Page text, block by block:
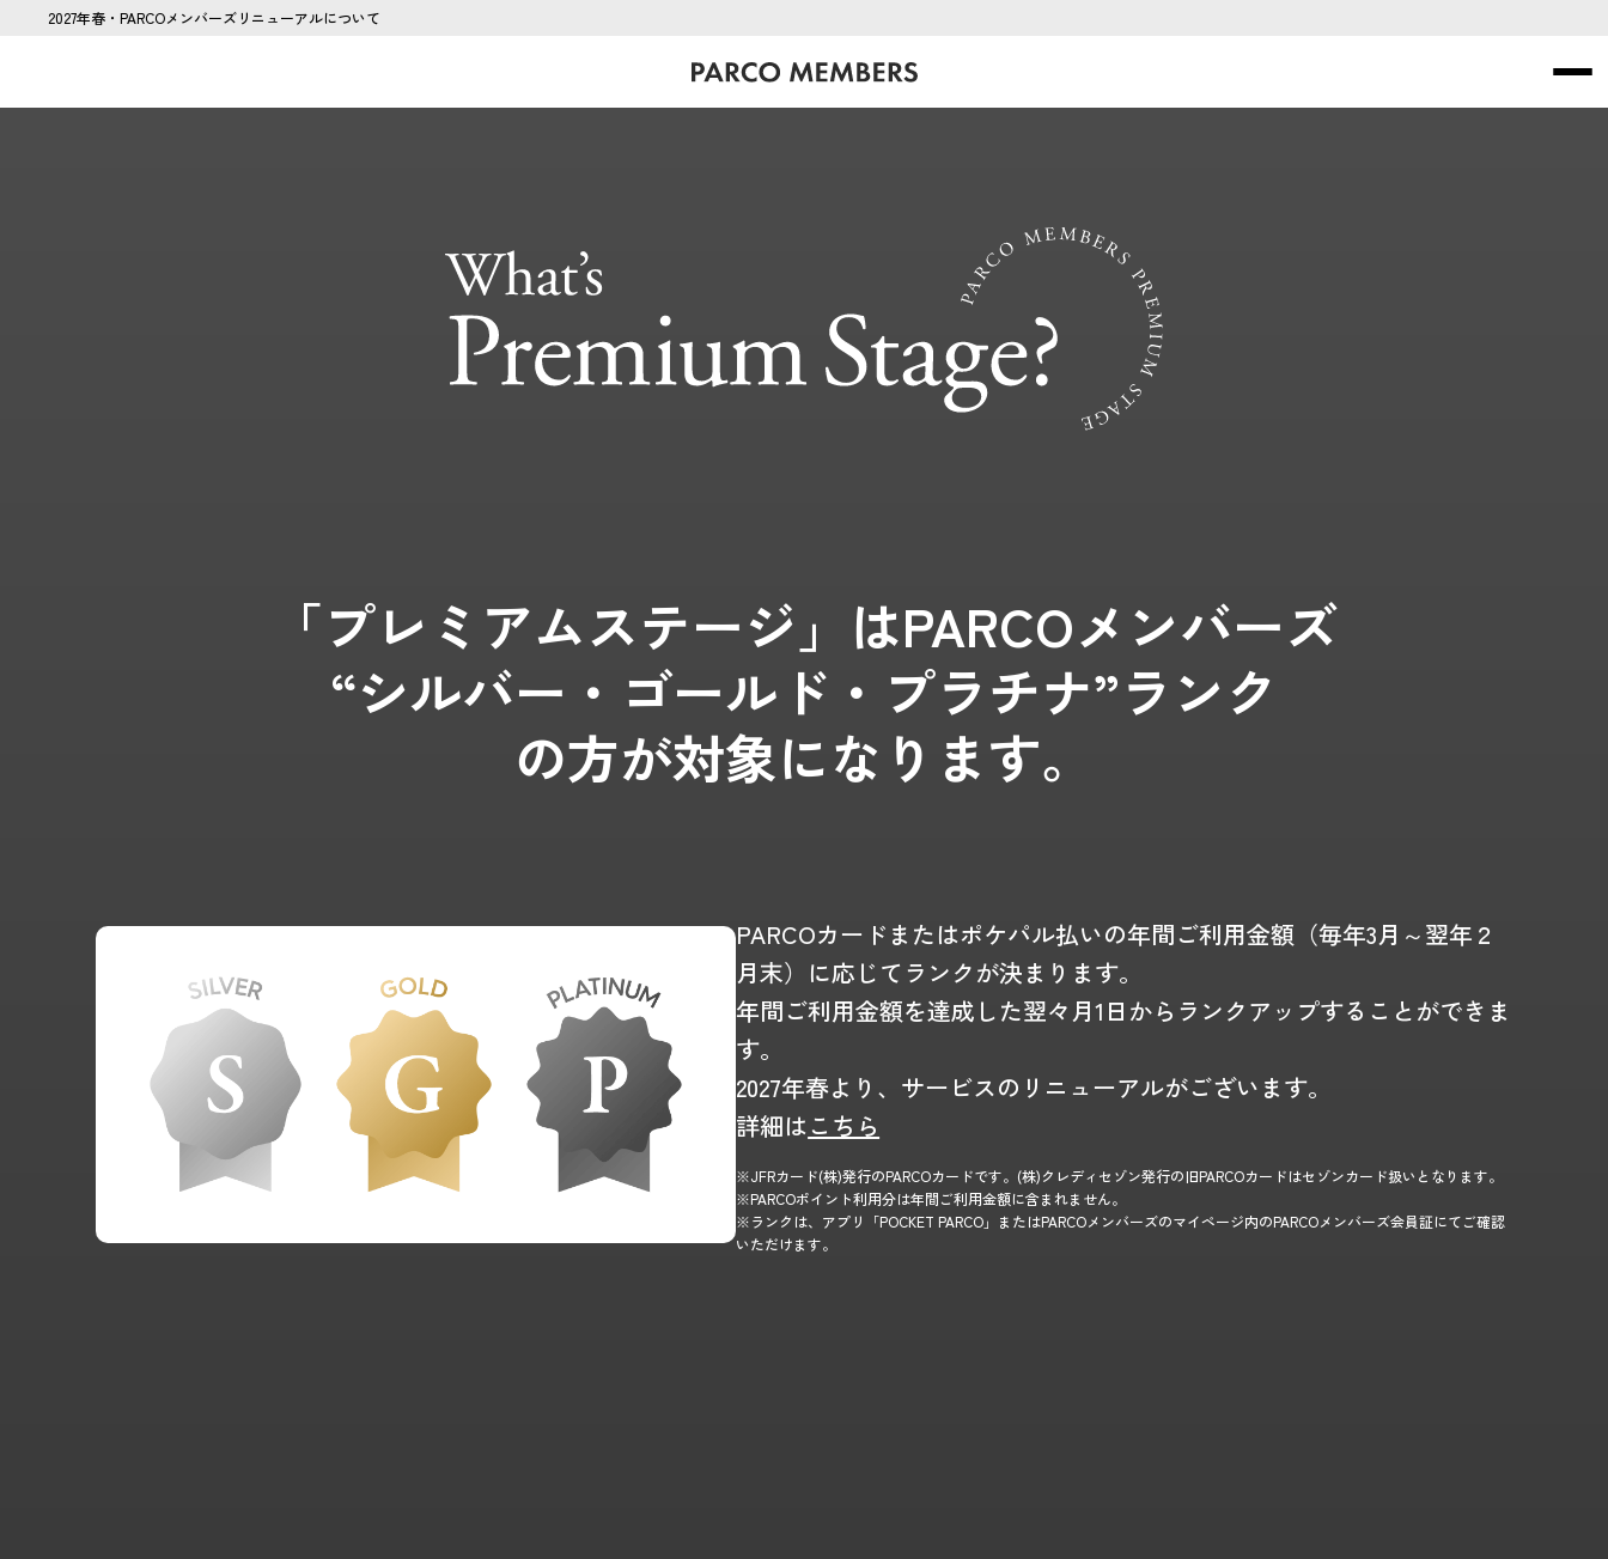
2027年春・PARCOメンバーズリニューアルについて
「プレミアムステージ」はPARCOメンバーズ
“シルバー・ゴールド・ プラチナ”ランク
の方が対象になります。
PARCOカードまたはポケパル払いの年間ご利用金額（毎年3月～翌年２
月末）に応じてランクが決まります。
年間ご利用金額を達成した翌々月1日からランクアップすることができま
す。
2027年春より、サービスのリニューアルがございます。
詳細はこちら
※JFRカード(株)発行のPARCOカードです。(株)クレディセゾン発行の旧PARCOカードはセゾンカード扱いとなります。
※PARCOポイント利用分は年間ご利用金額に含まれません。
※ランクは、アプリ「POCKET PARCO」またはPARCOメンバーズのマイページ内のPARCOメンバーズ会員証にてご確認
いただけます。